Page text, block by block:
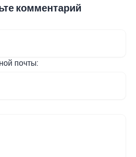
комментарий
почты: